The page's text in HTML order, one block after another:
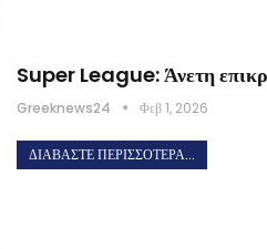
Super League: Άνετη
Greeknews24 Φεβ 1, 2026
ΔΙΑΒΆΣΤΕ ΠΕΡΙΣΣΌΤΕΡΑ...